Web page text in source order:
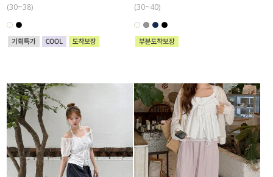
(30~38) (30~40)